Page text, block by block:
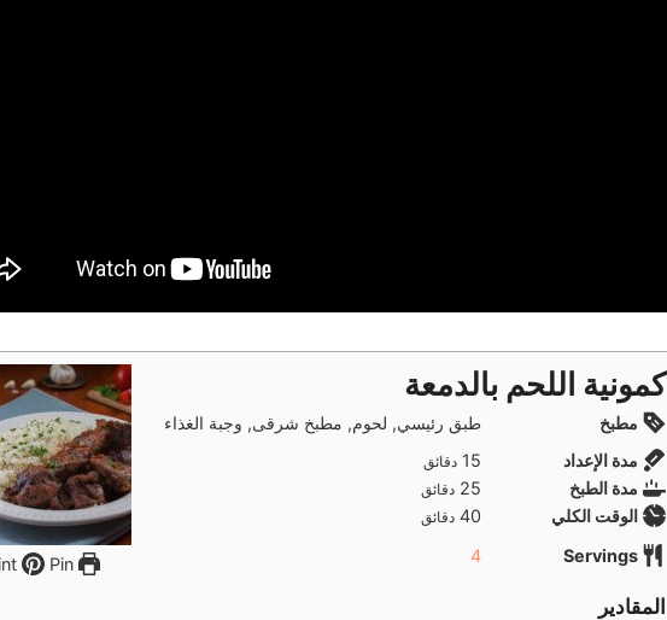
Print
Pin
كمونية اللحم بالدمعة
مطبخ
طبق رئيسي, لحوم, مطبخ شرقى, وجبة الغذاء
مدة الإعداد
15دقائق
دقائق
مدة الطبخ 25دقائق
دقائق
الوقت الكلي 40دقائق
دقائق
Servings
4
المقادير